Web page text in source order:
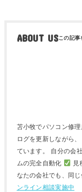
ABOUT US
苫小牧でパソコン修
ログを更新しながら
ています。 自分の会
ムの完全自動化
見
なたの会社でも、同
ンライン相談実施中